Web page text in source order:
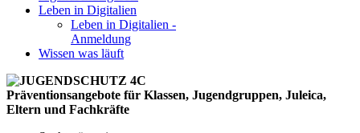
Leben in Digitalien
Leben in Digitalien -
Anmeldung
Wissen was läuft
Präventionsangebote für Klassen, Jugendgruppen, Juleica,
Eltern und Fachkräfte